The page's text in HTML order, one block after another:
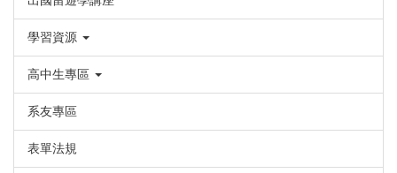
學習資源
高中生專區
系友專區
表單法規